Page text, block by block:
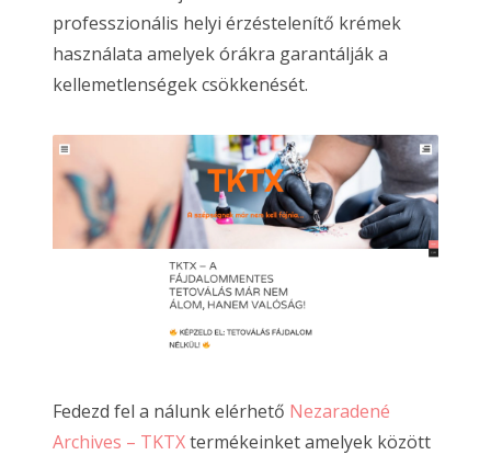
professzionális helyi érzéstelenítő krémek
használata amelyek órákra garantálják a
kellemetlenségek csökkenését.
Fedezd fel a nálunk elérhető Nezaradené
Archives – TKTXtermékeinket amelyek között